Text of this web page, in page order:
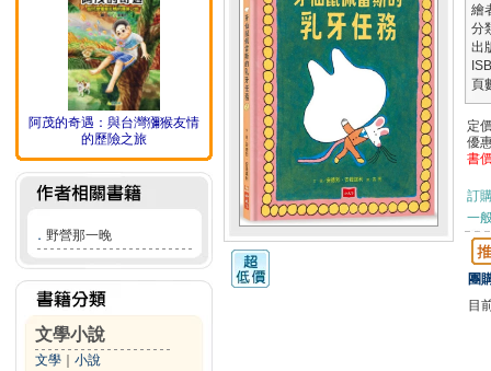
阿茂的奇遇：與台灣獼猴友情
的歷險之旅
． 野營那一晚
文學小說
文學 小說
繪
分
出
頁
定
優
書
訂
一
團
目